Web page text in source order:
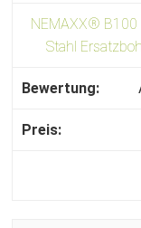
NEMAXX®
Stahl